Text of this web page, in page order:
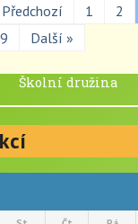
Předchozí 1 2
9 Další »
Školní družina